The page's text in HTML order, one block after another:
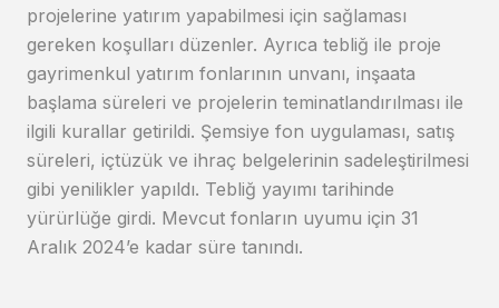
projelerine yatırım yapabilmesi için sağlaması
gereken koşulları düzenler. Ayrıca tebliğ ile proje
gayrimenkul yatırım fonlarının unvanı, inşaata
başlama süreleri ve projelerin teminatlandırılması ile
ilgili kurallar getirildi. Şemsiye fon uygulaması, satış
süreleri, içtüzük ve ihraç belgelerinin sadeleştirilmesi
gibi yenilikler yapıldı. Tebliğ yayımı tarihinde
yürürlüğe girdi. Mevcut fonların uyumu için 31
Aralık 2024’e kadar süre tanındı.